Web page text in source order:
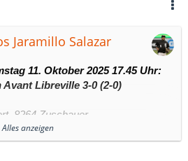
Jaramillo Salazar
11. Oktober 2025 17.45 Uhr:
Libreville 3-0 (2-0)
8264 Zuschauer
Alles anzeigen